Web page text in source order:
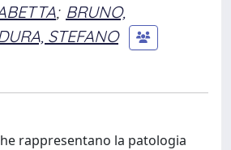
; BRUNO,
STEFANO
rappresentano la patologia